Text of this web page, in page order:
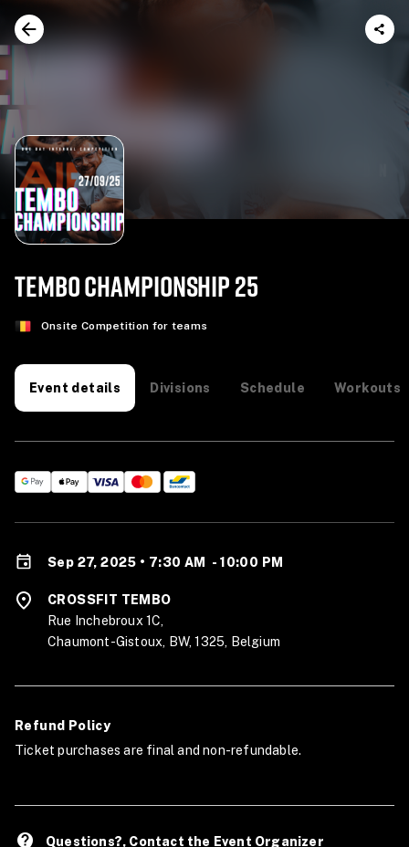
TEMBO CHAMPIONSHIP 25
Onsite Competition for teams
Event details Divisions Schedule Workouts
Sep 27, 2025 • 7:30 AM - 10:00 PM
CROSSFIT TEMBO
Rue Inchebroux 1C,
Chaumont-Gistoux, BW, 1325, Belgium
Refund Policy
Ticket purchases are final and non-refundable.
contact_support Questions?, Contact the Event Organizer